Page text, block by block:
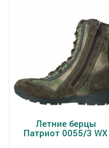
Летние берцы
Патриот 0055/3 WX